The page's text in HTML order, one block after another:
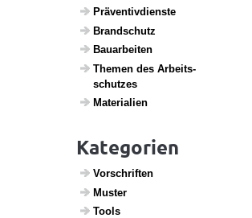
Präven­tiv­dienste
Brand­schutz
Baua­r­beiten
Themen des Arbeits­
schutzes
Mate­ri­a­lien
Kategorien
Vorschriften
Muster
Tools